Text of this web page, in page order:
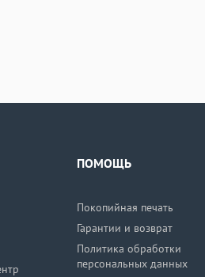
ПОМОЩЬ
Покопийная печать
Гарантии и возврат
Политика обработки
персональных данных